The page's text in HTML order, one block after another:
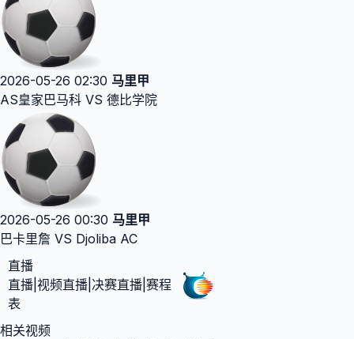
2026-05-26 02:30 马里甲
AS皇家巴马科 VS 德比学院
2026-05-26 00:30 马里甲
巴卡里詹 VS Djoliba AC
直播
直播|视频直播|决赛直播|赛程
表
相关视频